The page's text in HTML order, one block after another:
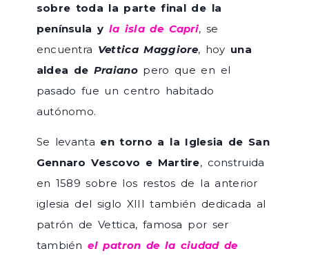
sobre toda la parte final de la
península y la isla de Capri, se
encuentra Vettica Maggiore, hoy una
aldea de Praianopero que en el
pasado fue un centro habitado
autónomo.
Se levanta en torno a la Iglesia de San
Gennaro Vescovo e Martire, construida
en 1589 sobre los restos de la anterior
iglesia del siglo XIII también dedicada al
patrón de Vettica, famosa por ser
tambiénel patron de la ciudad de